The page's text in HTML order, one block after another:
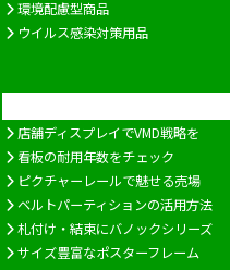
環境配慮型商品
ウイルス感染対策用品
店舗ディスプレイでVMD戦略を
看板の耐用年数をチェック
ピクチャーレールで魅せる売場
ベルトパーティションの活用方法
札付け・結束にバノックシリーズ
サイズ豊富なポスターフレーム